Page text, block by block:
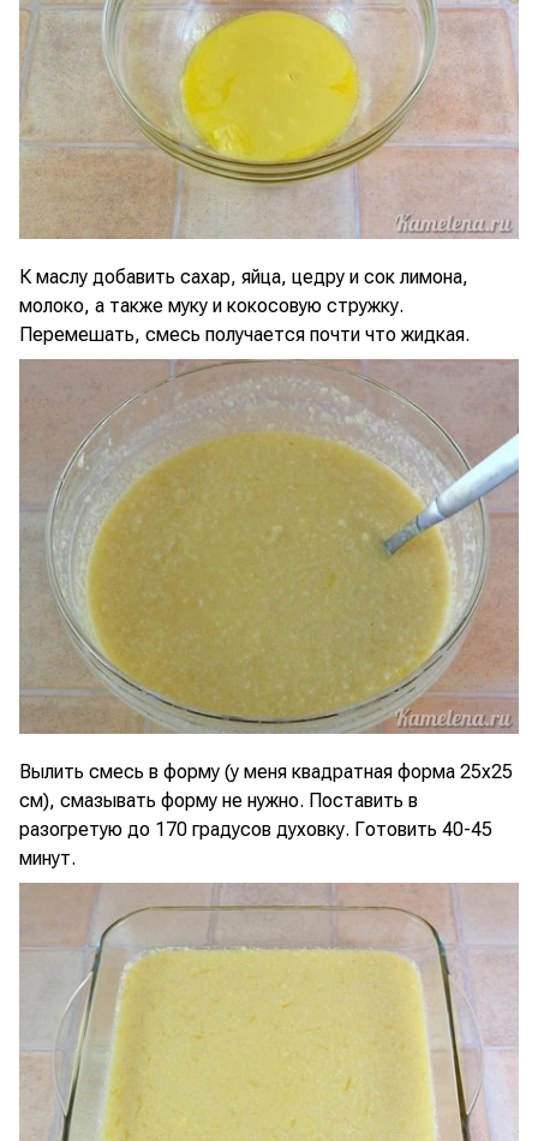
К маслу добавить сахар, яйца, цедру и сок лимона,
молоко, а также муку и кокосовую стружку.
Перемешать, смесь получается почти что жидкая.
Вылить смесь в форму (у меня квадратная форма 25х25
см), смазывать форму не нужно. Поставить в
разогретую до 170 градусов духовку. Готовить 40-45
минут.